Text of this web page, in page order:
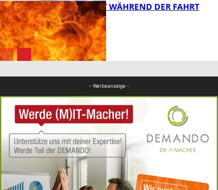
FB News
AUTO FÄNGT WÄHREND DER FAHRT
FEUER
- Werbeanzeige -